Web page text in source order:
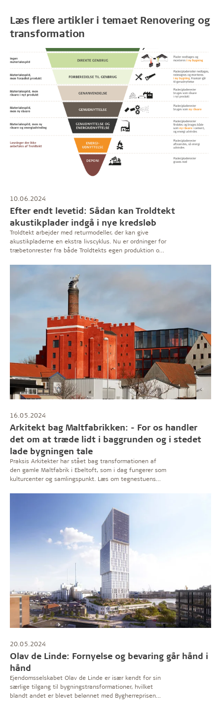
Læs flere artikler i temaet Renovering og
transformation
10.06.2024
Efter endt levetid: Sådan kan Troldtekt
akustikplader indgå i nye kredsløb
Troldtekt arbejder med returmodeller, der kan give
akustikpladerne en ekstra livscyklus. Nu er ordninger for
træbetonrester fra både Troldtekts egen produktion og
fra nedrivninger samt sikre eventuel nyttiggørelse på
det højest mulige værdiniveau.
16.05.2024
Arkitekt bag Maltfabrikken: - For os handler
det om at træde lidt i baggrunden og i stedet
lade bygningen tale
Praksis Arkitekter har stået bag transformationen af
den gamle Maltfabrik i Ebeltoft, som i dag fungerer som
kulturcenter og samlingspunkt. Læs om tegnestuens
20.05.2024
Olav de Linde: Fornyelse og bevaring går hånd i
hånd
Ejendomsselskabet Olav de Linde er især kendt for sin
særlige tilgang til bygningstransformationer, hvilket
blandt andet er blevet belønnet med Bygherreprisen